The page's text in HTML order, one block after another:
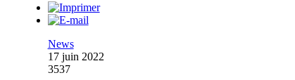
News
17 juin 2022
3537